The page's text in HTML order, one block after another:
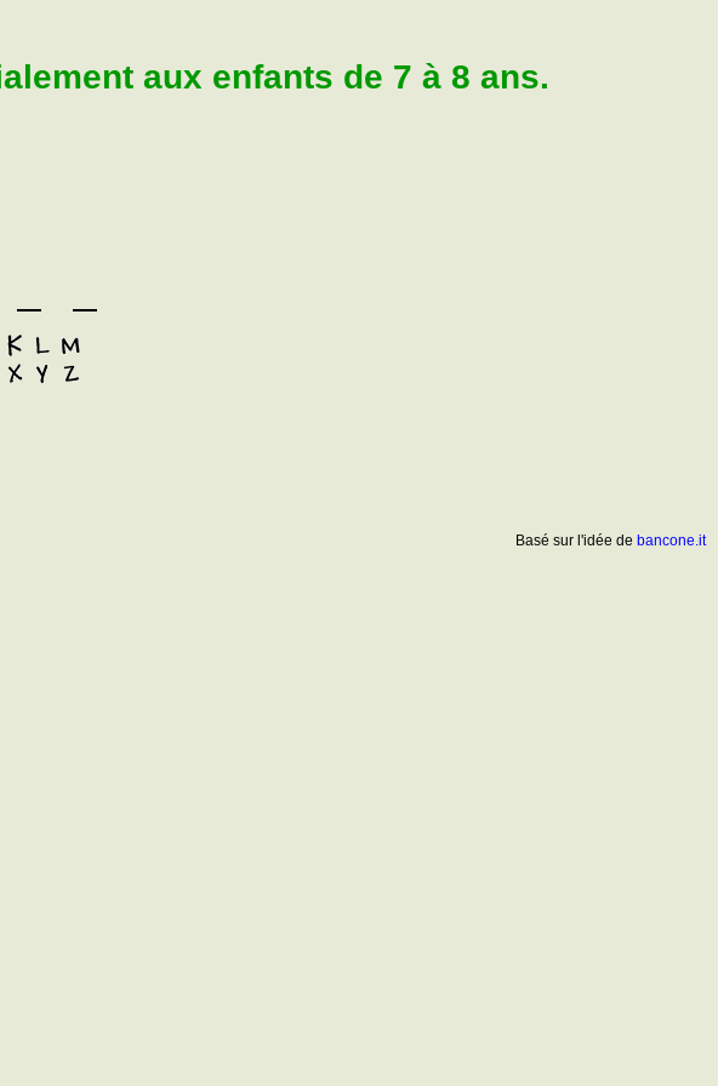
aux enfants de 7 à 8 ans.
Basé sur l'idée de bancone.it